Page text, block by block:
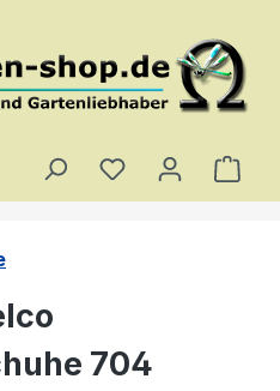
Du hast 0
704